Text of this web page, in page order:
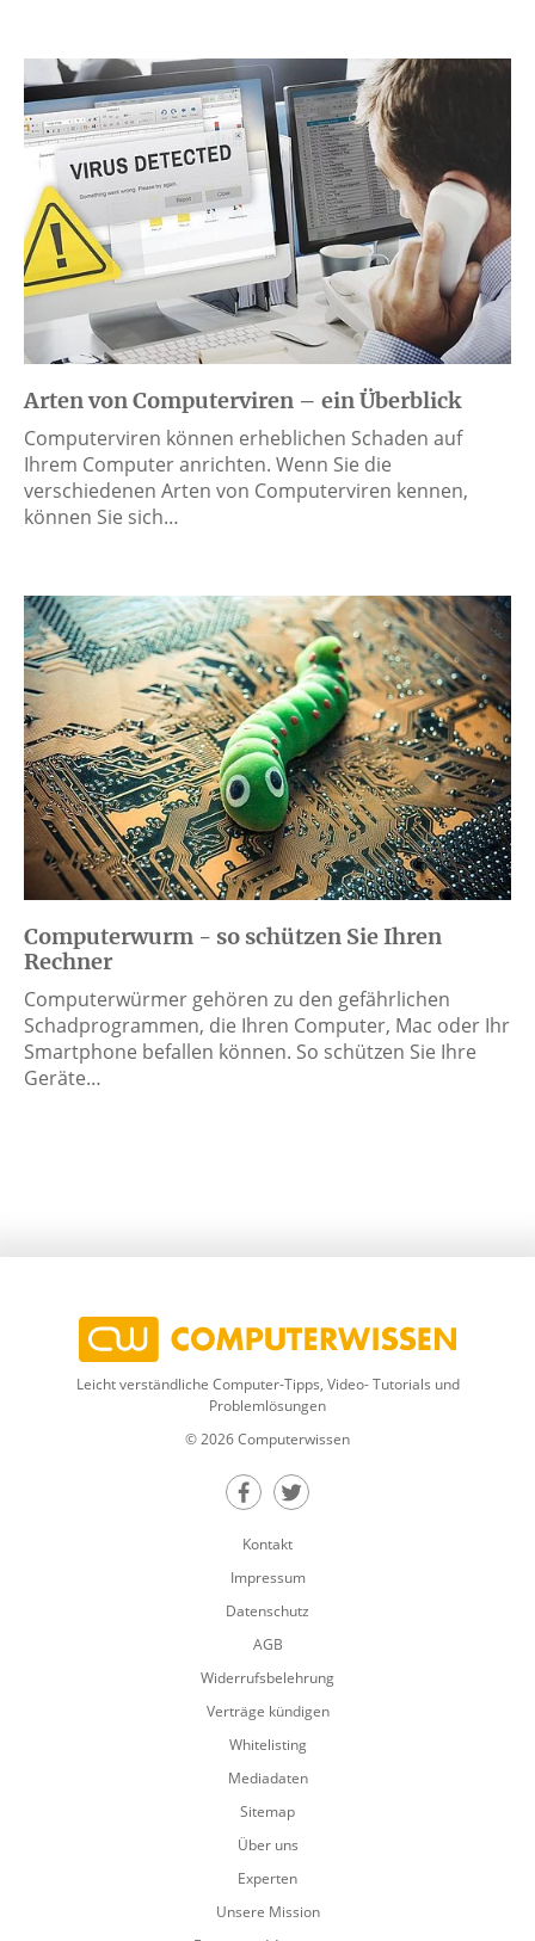
Arten von Computerviren – ein Überblick
Computerviren können erheblichen Schaden auf
Ihrem Computer anrichten. Wenn Sie die
verschiedenen Arten von Computerviren kennen,
können Sie sich…
Computerwurm - so schützen Sie Ihren
Rechner
Computerwürmer gehören zu den gefährlichen
Schadprogrammen, die Ihren Computer, Mac oder Ihr
Smartphone befallen können. So schützen Sie Ihre
Geräte…
Leicht verständliche Computer-Tipps, Video- Tutorials und
Problemlösungen
© 2026 Computerwissen
Teilen auf Facebook
Teilen auf Twitter
Kontakt
Impressum
Datenschutz
AGB
Widerrufsbelehrung
Verträge kündigen
Whitelisting
Mediadaten
Sitemap
Über uns
Experten
Unsere Mission